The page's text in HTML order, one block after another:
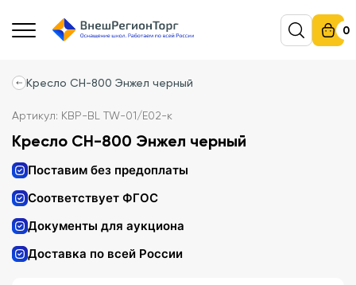
0
Кресло СН-800 Энжел черный
Артикул: КВР-BL TW-01/Е02-к
Кресло СН-800 Энжел черный
Поставим без предоплаты
Соответствует ФГОС
Документы для аукциона
Доставка по всей России